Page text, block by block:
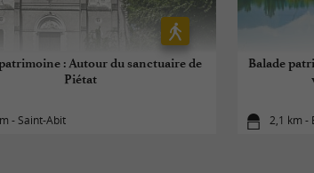
: Autour du sanctuaire de
Piétat
- Saint-Abit
Balade
2,1 km -